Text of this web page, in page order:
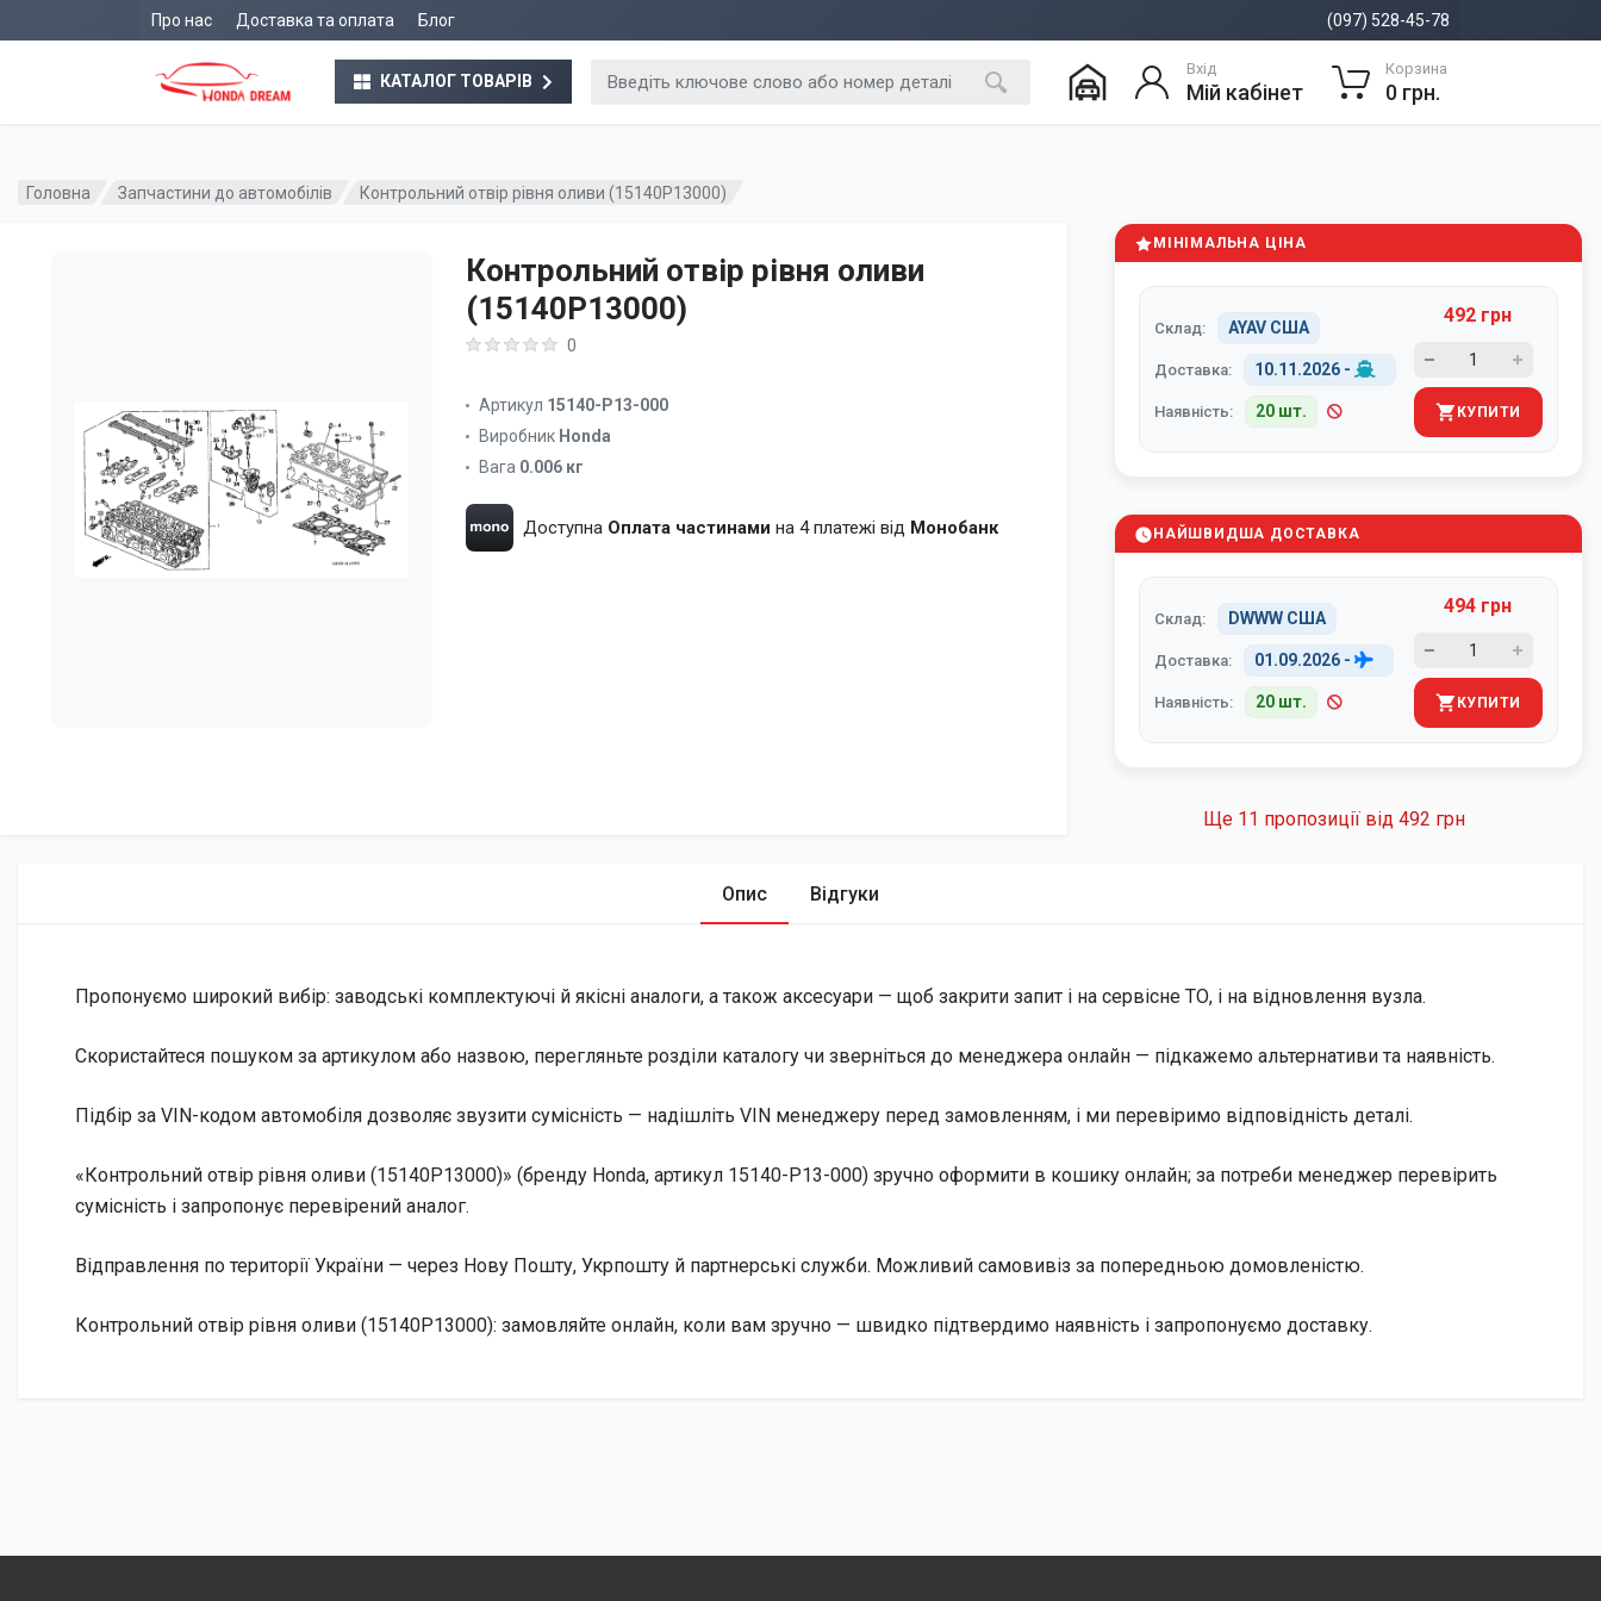
Про нас Доставка та оплата Блог (097) 528-45-78
КАТАЛОГ ТОВАРІВ
Вхід
Мій кабінет
Корзина
0 грн.
Головна Запчастини до автомобілів Контрольний отвір рівня оливи (15140P13000)
Контрольний отвір рівня оливи
(15140P13000)
0
Артикул 15140-P13-000
Виробник Honda
Вага 0.006 кг
Доступна Оплата частинами на 4 платежі від Монобанк
МІНІМАЛЬНА ЦІНА
Склад: AYAV США
Доставка: 10.11.2026 -
Наявність: 20 шт.
492 грн
КУПИТИ
НАЙШВИДША ДОСТАВКА
Склад: DWWW США
Доставка: 01.09.2026 -
Наявність: 20 шт.
494 грн
КУПИТИ
Ще 11 пропозиції від 492 грн
Опис Відгуки
Пропонуємо широкий вибір: заводські комплектуючі й якісні аналоги, а також аксесуари — щоб закрити запит і на сервісне ТО, і на відновлення вузла.
Скористайтеся пошуком за артикулом або назвою, перегляньте розділи каталогу чи зверніться до менеджера онлайн — підкажемо альтернативи та наявність.
Підбір за VIN-кодом автомобіля дозволяє звузити сумісність — надішліть VIN менеджеру перед замовленням, і ми перевіримо відповідність деталі.
«Контрольний отвір рівня оливи (15140P13000)» (бренду Honda, артикул 15140-P13-000) зручно оформити в кошику онлайн; за потреби менеджер перевірить
сумісність і запропонує перевірений аналог.
Відправлення по території України — через Нову Пошту, Укрпошту й партнерські служби. Можливий самовивіз за попередньою домовленістю.
Контрольний отвір рівня оливи (15140P13000): замовляйте онлайн, коли вам зручно — швидко підтвердимо наявність і запропонуємо доставку.